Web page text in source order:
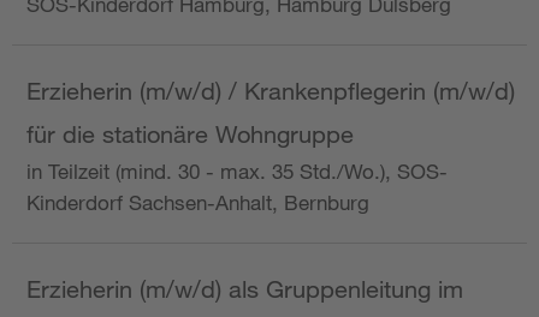
Erzieherin (m/w/d) / Krankenpflegerin (m/w/d)
für die stationäre Wohngruppe
in Teilzeit (mind. 30 - max. 35 Std./Wo.), SOS-
Kinderdorf Sachsen-Anhalt, Bernburg
Erzieherin (m/w/d) als Gruppenleitung im